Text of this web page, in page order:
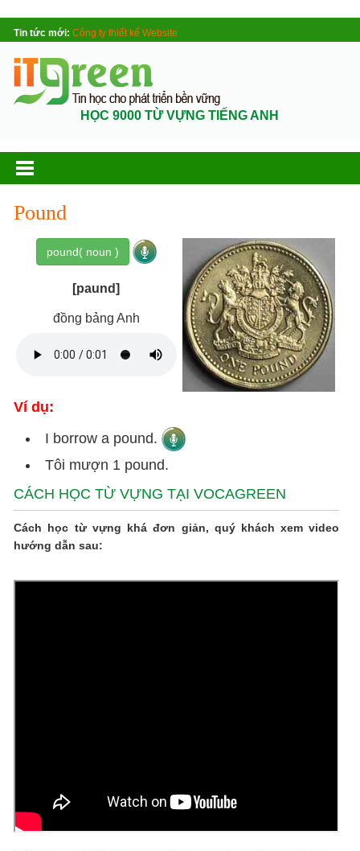
Tin tức mới: Công ty thiết kế Website
HỌC 9000 TỪ VỰNG TIẾNG ANH
Pound
pound( noun )
[paund]
đồng bảng Anh
Ví dụ:
I borrow a pound.
Tôi mượn 1 pound.
CÁCH HỌC TỪ VỰNG TẠI VOCAGREEN
Cách học từ vựng khá đơn giản, quý khách xem video
hướng dẫn sau: